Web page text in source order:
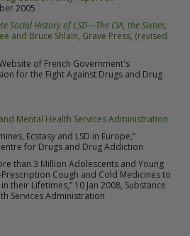
2005
Social History of LSD—The CIA, the Sixties,
and Bruce Shlain, Grave Press, (revised
of French Government's
for the Fight Against Drugs and Drug
Mental Health Services Administration
Ecstasy and LSD in Europe,”
for Drugs and Drug Addiction
than 3 Million Adolescents and Young
Cough and Cold Medicines to
their Lifetimes,” 10 Jan 2008, Substance
Services Administration